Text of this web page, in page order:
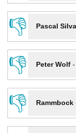
👎
Pascal Silva
👎
Peter Wolf-
👎
Rammbock